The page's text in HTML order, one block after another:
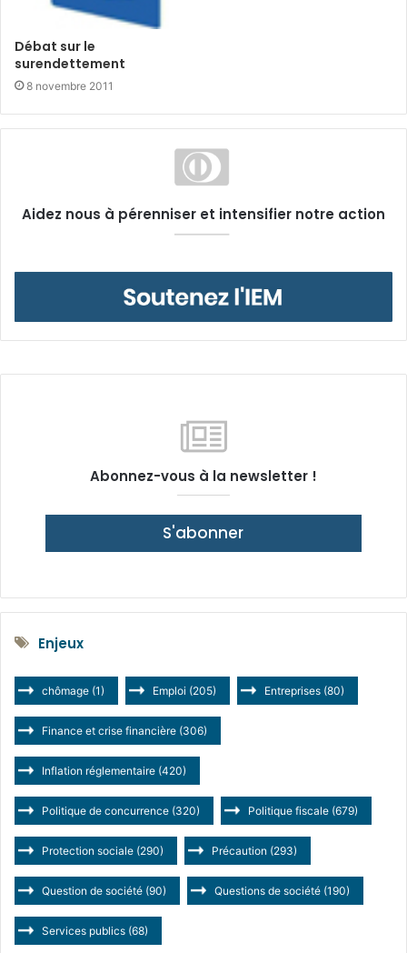
Débat sur le
surendettement
8 novembre 2011
Aidez nous à pérenniser et intensifier notre action
Abonnez-vous à la newsletter !
S'abonner
Enjeux
chômage (1) Emploi (205) Entreprises (80)
Finance et crise financière (306)
Inflation réglementaire (420)
Politique de concurrence (320) Politique fiscale (679)
Protection sociale (290) Précaution (293)
Question de société (90) Questions de société (190)
Services publics (68)